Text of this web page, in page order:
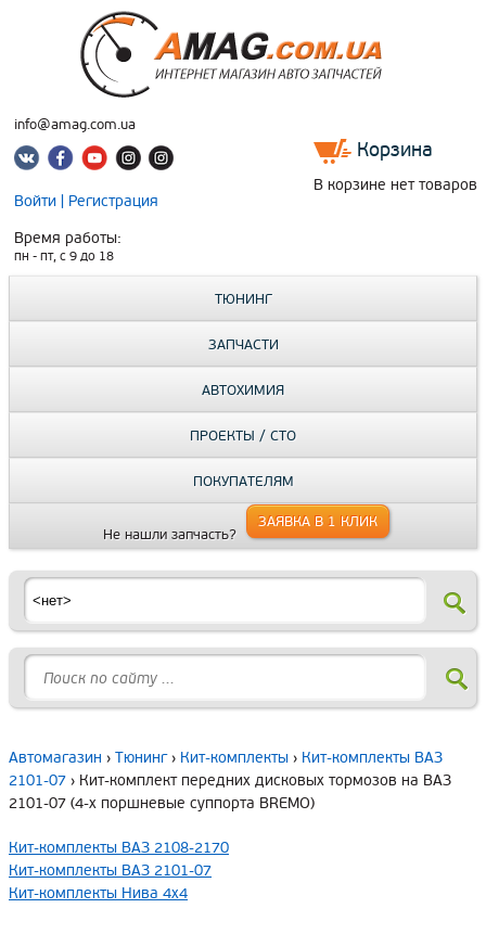
info@amag.com.ua
Войти | Регистрация
Время работы:
пн - пт, c 9 до 18
Корзина
В корзине нет товаров
ТЮНИНГ
ЗАПЧАСТИ
АВТОХИМИЯ
ПРОЕКТЫ / СТО
ПОКУПАТЕЛЯМ
Не нашли запчасть?
ЗАЯВКА В 1 КЛИК
Автомагазин › Тюнинг› Кит-комплекты › Кит-комплекты ВАЗ
2101-07 › Кит-комплект передних дисковых тормозов на ВАЗ
2101-07 (4-х поршневые суппорта BREMO)
Кит-комплекты ВАЗ 2108-2170
Кит-комплекты ВАЗ 2101-07
Кит-комплекты Нива 4х4